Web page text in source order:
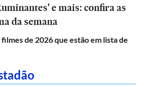
e mais: confira as
da semana
filmes de 2026 que estão em lista de